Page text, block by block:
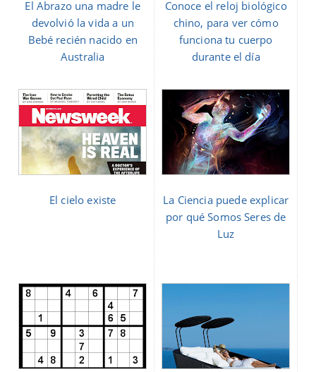
El Abrazo una madre le
devolvió la vida a un
Bebé recién nacido en
Australia
Conoce el reloj biológico
chino, para ver cómo
funciona tu cuerpo
durante el día
El cielo existe
La Ciencia puede explicar
por qué Somos Seres de
Luz